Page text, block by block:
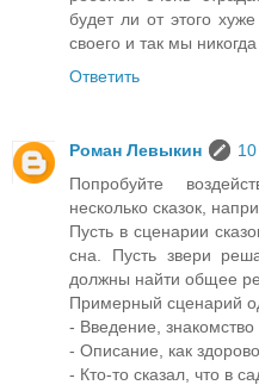
будет ли от этого
своего и так мы
Ответить
Роман Левыкин
Попробуйте
несколько сказок,
Пусть в сценарии
сна. Пусть звери
должны найти общее
Примерный сценарий
- Введение,
- Описание, как
- Кто-то сказал, что в